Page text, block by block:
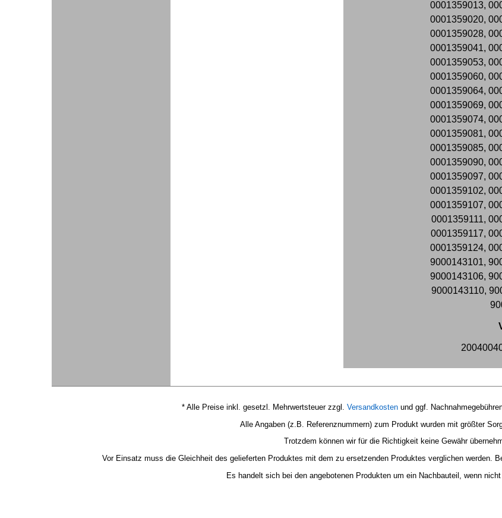
0001359013,
0001359020,
0001359028,
0001359041,
0001359053,
0001359060,
0001359064,
0001359069,
0001359074,
0001359081,
0001359085,
0001359090,
0001359097,
0001359102,
0001359107,
0001359111,
0001359117,
0001359124,
9000143101,
9000143106,
9000143110,
* Alle Preise inkl. gesetzl. Mehrwertsteuer zzgl. Versandkosten und ggf.
Alle Angaben (z.B. Referenznummern) zum Produkt wurden mit größter
Trotzdem können wir für die Richtigkeit keine Gewähr
Vor Einsatz muss die Gleichheit des gelieferten Produktes mit dem zu ersetzenden Produktes verglichen werden.
Es handelt sich bei den angebotenen Produkten um ein Nachbauteil, wenn nicht